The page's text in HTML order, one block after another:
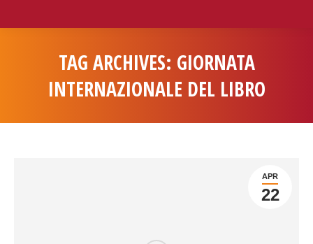
TAG ARCHIVES: GIORNATA
INTERNAZIONALE DEL LIBRO
APR
22